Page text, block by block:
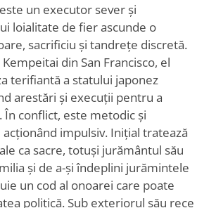
un executor sever și
loialitate de fier ascunde o
sacrificiu și tandrețe discretă.
din San Francisco, el
terifiantă a statului japonez
arestări și execuții pentru a
conflict, este metodic și
impulsiv. Inițial tratează
ca sacre, totuși jurământul său
și de a-și îndeplini jurămintele
un cod al onoarei care poate
politică. Sub exteriorul său rece